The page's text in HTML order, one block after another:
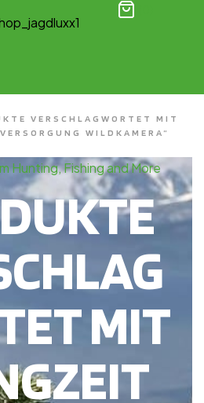
VERSCHLAGWORTET MIT
WILDKAMERA“
Hunting, Fishing and More
MIT